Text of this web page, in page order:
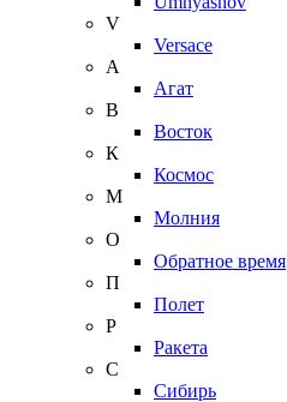
V
Versace
А
Агат
В
Восток
К
Космос
М
Молния
О
Обратное время
П
Полет
Р
Ракета
С
Сибирь